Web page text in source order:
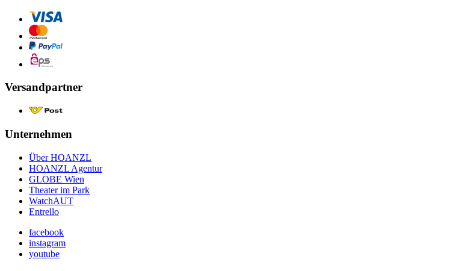
Versandpartner
Unternehmen
Über HOANZL
HOANZL Agentur
GLOBE Wien
Theater im Park
WatchAUT
Entrello
facebook
instagram
youtube